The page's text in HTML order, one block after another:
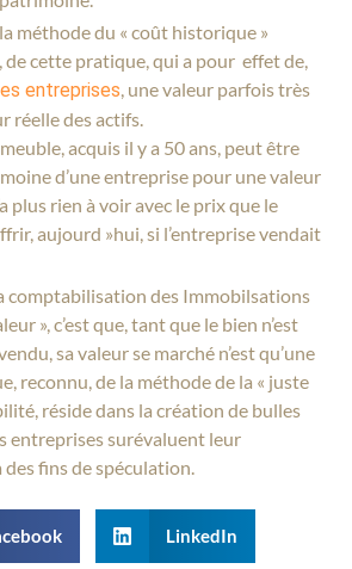
méthode du « coût historique »
de cette pratique, qui a pour effet de,
entreprises, une valeur parfois très
réelle des actifs.
acquis il y a 50 ans, peut être
d’une entreprise pour une valeur
plus rien à voir avec le prix que le
aujourd »hui, si l’entreprise vendait
comptabilisation des Immobilsations
», c’est que, tant que le bien n’est
sa valeur se marché n’est qu’une
reconnu, de la méthode de la « juste
réside dans la création de bulles
entreprises surévaluent leur
fins de spéculation.
LinkedIn